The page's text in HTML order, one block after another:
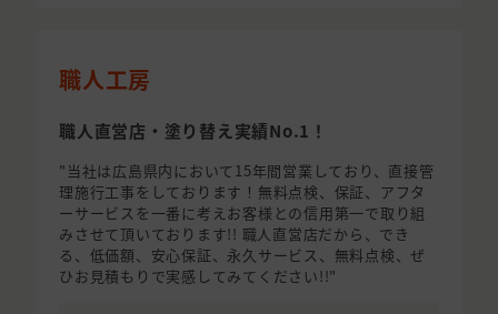
職人工房
職人直営店・塗り替え実績No.1！
"当社は広島県内において15年間営業しており、直接管
理施行工事をしております！無料点検、保証、アフタ
ーサービスを一番に考えお客様との信用第一で取り組
みさせて頂いております!! 職人直営店だから、でき
る、低価額、安心保証、永久サービス、無料点検、ぜ
ひお見積もりで実感してみてください!!"